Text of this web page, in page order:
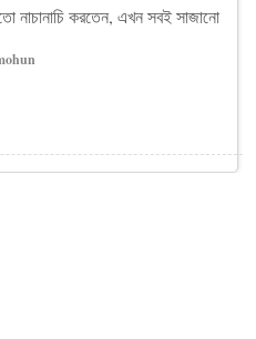
নাচানাচি করতেন, এখন সবই সাজানো